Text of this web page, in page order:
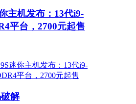
主机发布：13代i9-
平台，2700元起售
解